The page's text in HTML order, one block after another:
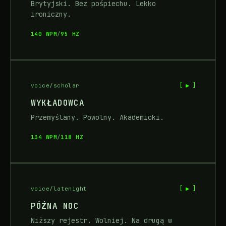
Brytyjski. Bez pośpiechu. Lekko
ironiczny.
140 WPM/95 HZ
voice/scholar [ ▶ ]
WYKŁADOWCA
Przemyślany. Powolny. Akademicki.
134 WPM/118 HZ
voice/latenight [ ▶ ]
PÓŹNA NOC
Niższy rejestr. Wolniej. Na drugą w